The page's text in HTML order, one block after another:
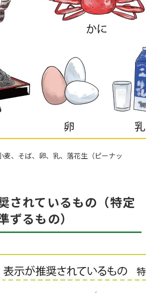
麦、そば、卵、乳、落花生（ピーナッ
されているもの（特定
ずるもの）